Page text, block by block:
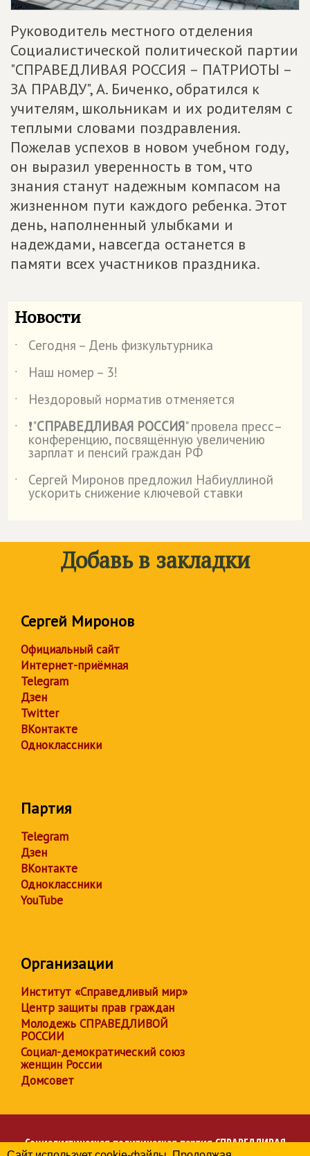
Руководитель местного отделения
Социалистической политической партии
"СПРАВЕДЛИВАЯ РОССИЯ – ПАТРИОТЫ –
ЗА ПРАВДУ", А. Биченко, обратился к
учителям, школьникам и их родителям с
теплыми словами поздравления.
Пожелав успехов в новом учебном году,
он выразил уверенность в том, что
знания станут надежным компасом на
жизненном пути каждого ребенка. Этот
день, наполненный улыбками и
надеждами, навсегда останется в
памяти всех участников праздника.
Новости
˙
Сегодня – День физкультурника
˙
Наш номер – 3!
˙
Нездоровый норматив отменяется
˙
❗"СПРАВЕДЛИВАЯ РОССИЯ" провела пресс–
конференцию, посвящённую увеличению
зарплат и пенсий граждан РФ
˙
Сергей Миронов предложил Набиуллиной
ускорить снижение ключевой ставки
Добавь в закладки
Сергей Миронов
Официальный сайт
Интернет-приёмная
Telegram
Дзен
Twitter
ВКонтакте
Одноклассники
Партия
Telegram
Дзен
ВКонтакте
Одноклассники
YouTube
Организации
Институт «Справедливый мир»
Центр защиты прав граждан
Молодежь СПРАВЕДЛИВОЙ
РОССИИ
Социал-демократический союз
женщин России
Домсовет
Социалистическая политическая партияСПРАВЕДЛИВАЯ